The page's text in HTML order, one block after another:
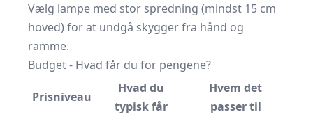
Vælg lampe med stor spredning (mindst 15 cm
hoved) for at undgå skygger fra hånd og
ramme.
Budget - Hvad får du for pengene?
Prisniveau
Hvad du
typisk får
Hvem det
passer til